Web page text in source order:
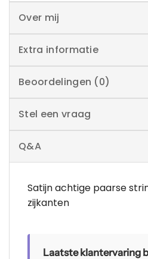
Over mij
Extra informatie
Beoordelingen (0)
Stel een vraag
Q&A
Satijn achtige paarse
zijkanten
Laatste klantervaring